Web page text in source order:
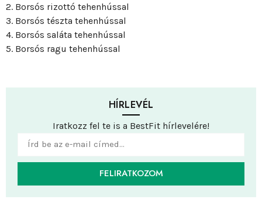
HÍRLEVÉL
Iratkozz fel te is a BestFit hírlevelére!
FELIRATKOZOM
2. Borsós rizottó tehenhússal
3. Borsós tészta tehenhússal
4. Borsós saláta tehenhússal
5. Borsós ragu tehenhússal